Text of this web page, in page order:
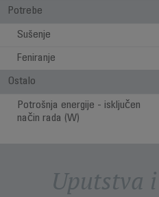
Potrebe
Sušenje
Feniranje
Ostalo
Potrošnja energije - isključen
način rada (W)
Uputstva